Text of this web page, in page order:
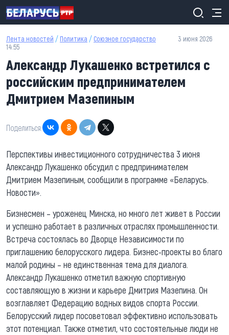
Перейти к основному содержанию
Лента новостей / Политика / Союзное государство
3 июня 2026
14:55
Александр Лукашенко встретился с
российским предпринимателем
Дмитрием Мазепиным
Поделиться:
Перспективы инвестиционного сотрудничества 3 июня
Александр Лукашенко обсудил с предпринимателем
Дмитрием Мазепиным, сообщили в программе «Беларусь.
Новости».
Бизнесмен – уроженец Минска, но много лет живет в России
и успешно работает в различных отраслях промышленности.
Встреча состоялась во Дворце Независимости по
приглашению белорусского лидера. Бизнес-проекты во благо
малой родины – не единственная тема для диалога.
Александр Лукашенко отметил важную спортивную
составляющую в жизни и карьере Дмитрия Мазепина. Он
возглавляет Федерацию водных видов спорта России.
Белорусский лидер посоветовал эффективно использовать
этот потенциал. Также отметил, что состоятельные люди не